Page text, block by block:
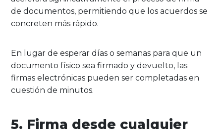
de documentos, permitiendo que los acuerdos se
concreten más rápido.
En lugar de esperar días o semanas para que un
documento físico sea firmado y devuelto, las
firmas electrónicas pueden ser completadas en
cuestión de minutos.
5. Firma desde cualquier